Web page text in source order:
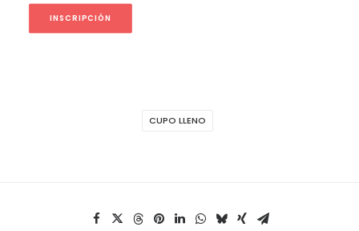
INSCRIPCIÓN
CUPO LLENO